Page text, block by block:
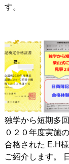
す。
独学から短期多
０２０年度実施
合格された E.H
ご紹介します。